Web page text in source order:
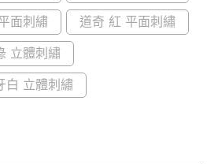
面刺繡 道奇 紅 平面刺繡
立體刺繡
白 立體刺繡